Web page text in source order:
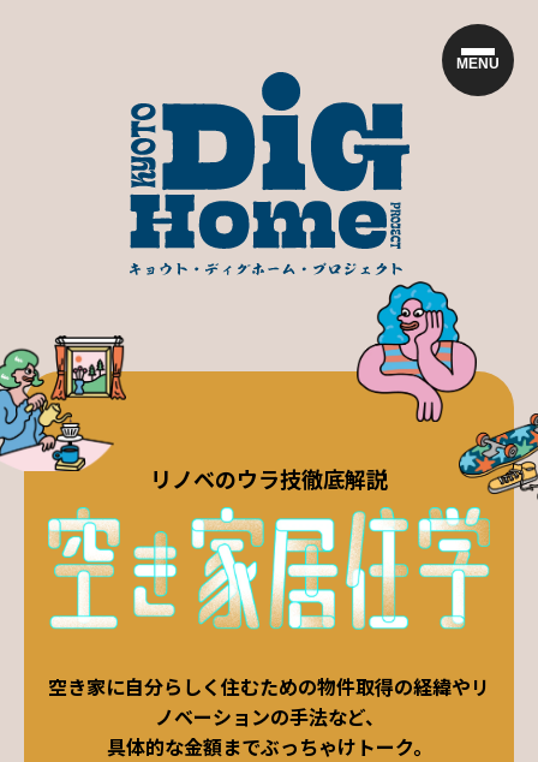
MENU
リノベのウラ技徹底解説
空き家に自分らしく住むための物件取得の経緯やリ
ノベーションの手法など、
具体的な金額までぶっちゃけトーク。